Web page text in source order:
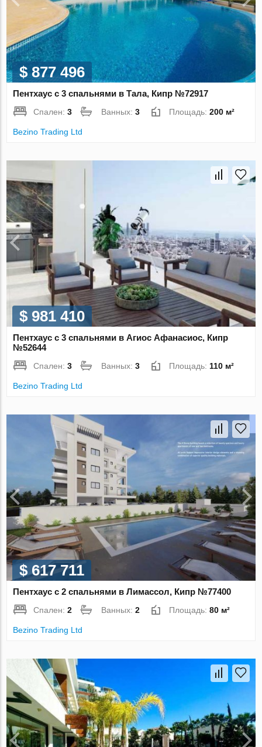
$ 877 496
Пентхаус с 3 спальнями в Тала, Кипр №72917
Спален:3 Ванных:3 Площадь:200 м²
Bezino Trading Ltd
$ 981 410
Пентхаус с 3 спальнями в Агиос Афанасиос, Кипр
№52644
Спален:3 Ванных:3 Площадь: 110 м²
Bezino Trading Ltd
$ 617 711
Пентхаус с 2 спальнями в Лимассол, Кипр №77400
Спален:2 Ванных:2 Площадь:80 м²
Bezino Trading Ltd